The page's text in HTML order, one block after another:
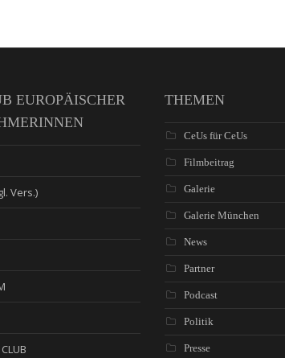
EUROPÄISCHER
Vers.)
THEMEN
CeUs für CeUs
Filmbeitrag
Galerie
Galerie München
News
Partner
Podcast
Politik
Presse